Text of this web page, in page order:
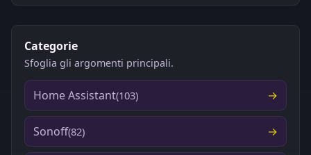
Categorie
Sfoglia gli argomenti principali.
Home Assistant(103)
Sonoff(82)